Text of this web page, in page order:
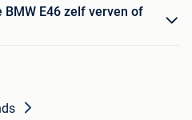
E46 zelf verven of